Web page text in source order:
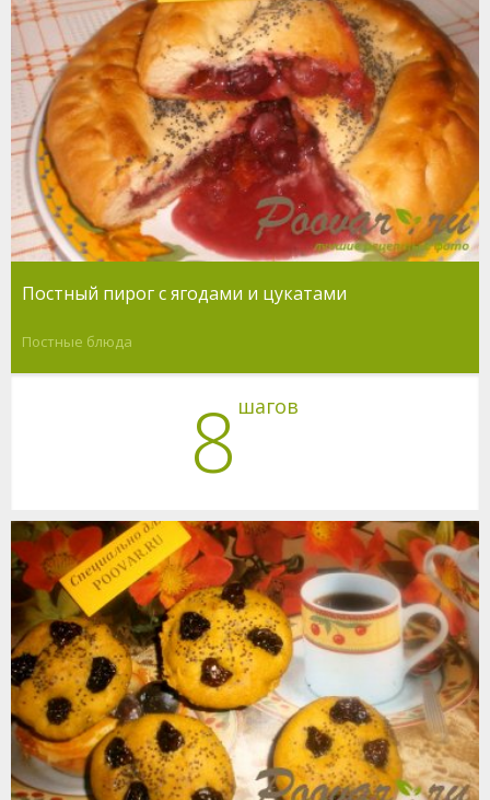
Постный пирог с ягодами и цукатами
Постные блюда
8 шагов